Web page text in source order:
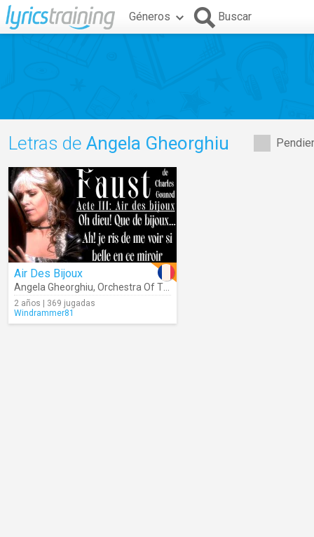
Géneros Buscar
Letras de Angela Gheorghiu
Air Des Bijoux
Angela Gheorghiu, Orchestra Of The Royal Opera House
2 años | 369 jugadas
Windrammer81